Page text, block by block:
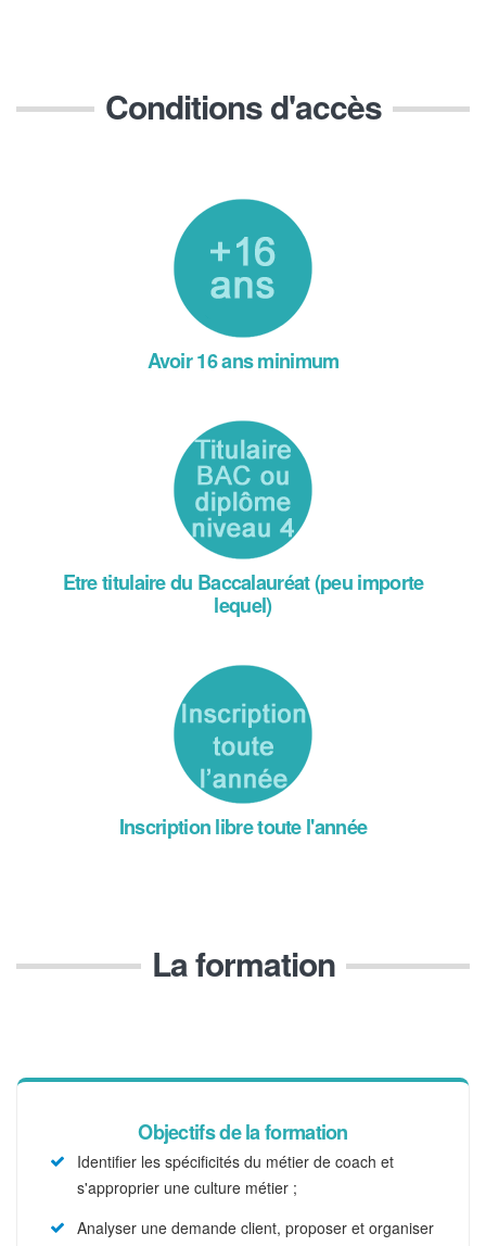
Conditions d'accès
Avoir 16 ans minimum
Etre titulaire du Baccalauréat (peu importe
lequel)
Inscription libre toute l'année
La formation
Objectifs de la formation
Identifier les spécificités du métier de coach et
s'approprier une culture métier ;
Analyser une demande client, proposer et organiser